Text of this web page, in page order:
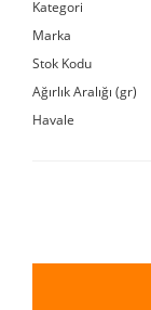
Kategori
Marka
Stok Kodu
Ağırlık Aralığı (gr)
Havale